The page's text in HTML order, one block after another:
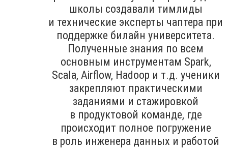
школы создавали тимлиды
и технические эксперты чаптера при
поддержке билайн университета.
Полученные знания по всем
основным инструментам Spark,
Scala, Airflow, Hadoop и т.д. ученики
закрепляют практическими
заданиями и стажировкой
в продуктовой команде, где
происходит полное погружение
в роль инженера данных и работой